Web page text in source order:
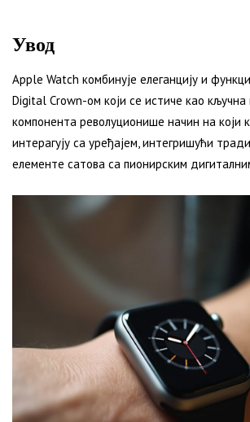
Увод
Apple Watch комбинује елеганцију и
Digital Crown-ом који се истиче као кључна
компонента револуционише начин на који
интерагују са уређајем, интегришући
елементе сатова са пионирским